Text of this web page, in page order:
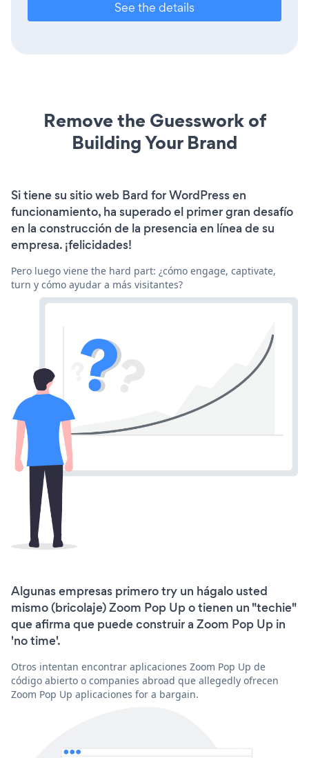
See the details
Remove the Guesswork of
Building Your Brand
Si tiene su sitio web Bard for WordPress en
funcionamiento, ha superado el primer gran desafío
en la construcción de la presencia en línea de su
empresa. ¡felicidades!
Pero luego viene the hard part: ¿cómo engage, captivate,
turn y cómo ayudar a más visitantes?
Algunas empresas primero try un hágalo usted
mismo (bricolaje) Zoom Pop Up o tienen un "techie"
que afirma que puede construir a Zoom Pop Up in
'no time'.
Otros intentan encontrar aplicaciones Zoom Pop Up de
código abierto o companies abroad que allegedly ofrecen
Zoom Pop Up aplicaciones for a bargain.